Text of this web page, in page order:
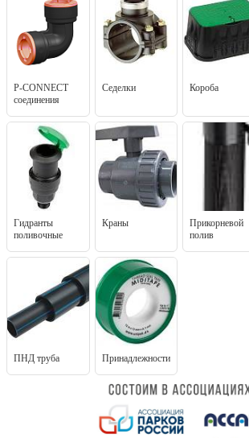
P-CONNECT
соединения
Седелки Короба
Гидранты
поливочные
Краны
Прикорневой
полив
ПНД труба Принадлежности